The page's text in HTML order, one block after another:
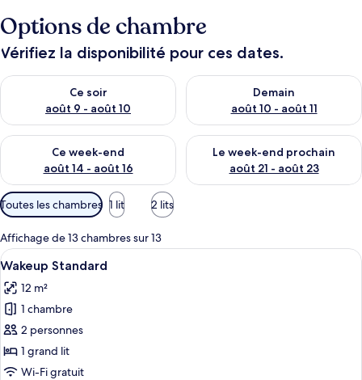
Options de chambre
Vérifiez la disponibilité pour ces dates.
Ce soir
août 9 - août 10
Vérifier la disponibilité pour ce soir août 9 - août 10
Demain
août 10 - août 11
Vérifier la disponibilité pour
Ce week-end
août 14 - août 16
Vérifier la disponibilité pour ce week-end août 14 - août 16
Le week-end prochain
août 21 - août 23
Vérifier la disponibilité pour
Filtres
disponibles
pour
les
chambres
Toutes les chambres 1 lit 2 lits
Affichage de 13 chambres sur 13
Afficher
toutes
les
photos
pour
ce
type
Une chambre d’hôtel moderne
5
Wakeup Standard
12 m²
1 chambre
2 personnes
1 grand lit
Wi-Fi gratuit